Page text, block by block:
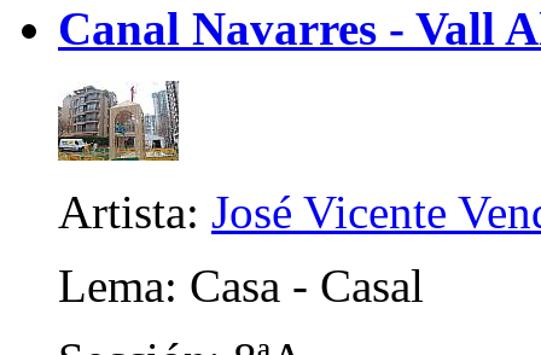
Canal Navarres - Vall
Artista: José Vicente
Lema: Casa - Casal